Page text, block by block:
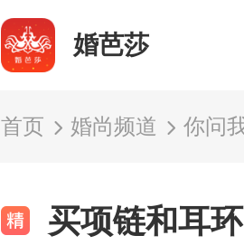
婚芭莎
首页 婚尚频道 你问
买项链和耳环